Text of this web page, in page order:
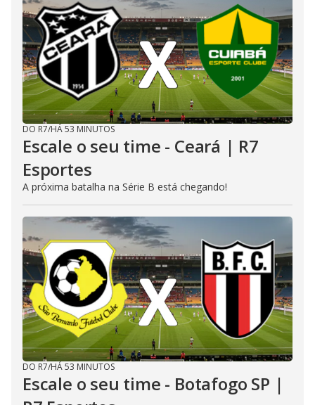
DO R7/HÁ 53 MINUTOS
Escale o seu time - Ceará | R7
Esportes
A próxima batalha na Série B está chegando!
DO R7/HÁ 53 MINUTOS
Escale o seu time - Botafogo SP |